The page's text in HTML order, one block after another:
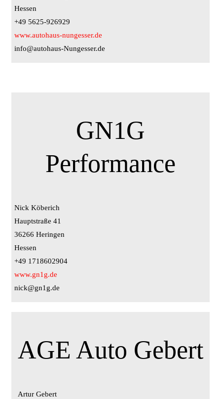
Hessen
+49 5625-926929
www.autohaus-nungesser.de
info@autohaus-Nungesser.de
GN1G
Performance
Nick Köberich
Hauptstraße 41
36266 Heringen
Hessen
+49 1718602904
www.gn1g.de
nick@gn1g.de
AGE Auto Gebert
Artur Gebert